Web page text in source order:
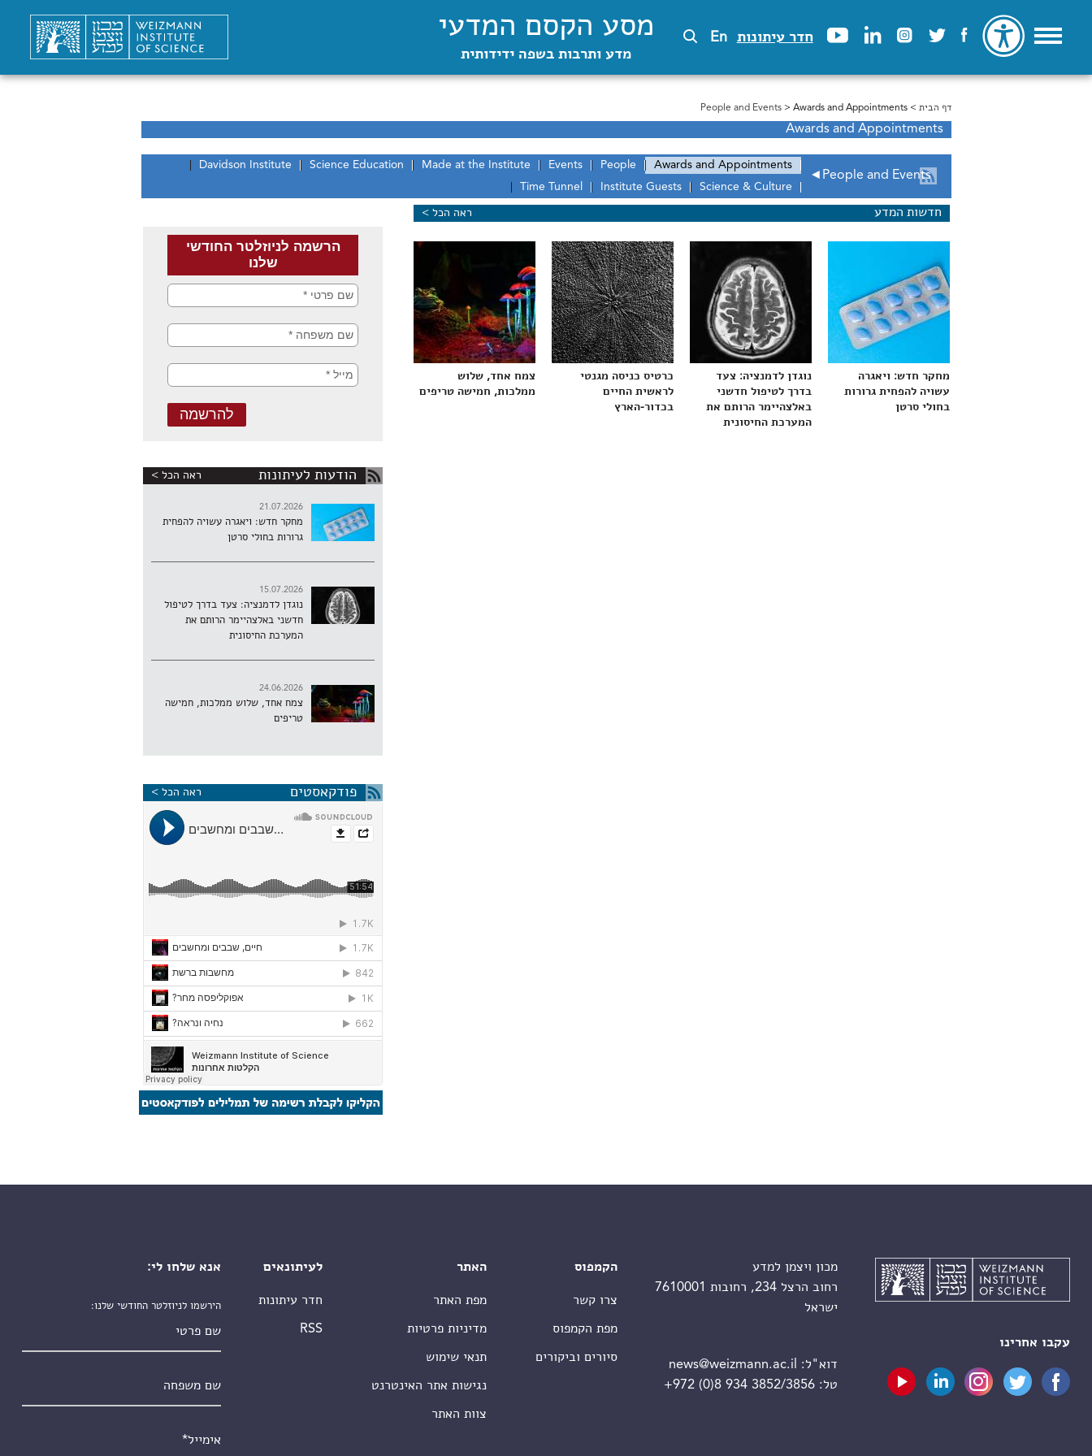
חדר עיתונות En מסע הקסם המדעי
מדע ותרבות בשפה ידידותית
הינך נמצא כאן
דף הבית >
People and Events> Awards and Appointments
Awards and Appointments
People and Events
◄
Awards and Appointments
People
Events
Made at the Institute
Science Education
Davidson Institute
Science & Culture
Institute Guests
Time Tunnel
חדשות המדע ראה הכל >
מחקר חדש: ויאגרה
עשויה להפחית גרורות
בחולי סרטן
נוגדן לדמנציה: צעד
בדרך לטיפול חדשני
באלצהיימר הרותם את
המערכת החיסונית
כרטיס כניסה מגנטי
לראשית החיים
בכדור-הארץ
צמח אחד, שלוש
ממלכות, חמישה טריפים
הודעות לעיתונות ראה הכל >
21.07.2026
מחקר חדש: ויאגרה עשויה להפחית
גרורות בחולי סרטן
15.07.2026
נוגדן לדמנציה: צעד בדרך לטיפול
חדשני באלצהיימר הרותם את
המערכת החיסונית
24.06.2026
צמח אחד, שלוש ממלכות, חמישה
טריפים
פודקאסטים ראה הכל >
עקבו אחרינו
מכון ויצמן למדע
רחוב הרצל 234, רחובות 7610001
ישראל
דוא"ל:
news@weizmann.ac.il
טל:+972 (0)8 934 3852/3856
הקמפוס
צרו קשר
מפת הקמפוס
סיורים וביקורים
האתר
מפת האתר
מדיניות פרטיות
תנאי שימוש
נגישות אתר האינטרנט
צוות האתר
לעיתונאים
חדר עיתונות
RSS
אנא שלחו לי:
הירשמו לניוזלטר החודשי שלנו: